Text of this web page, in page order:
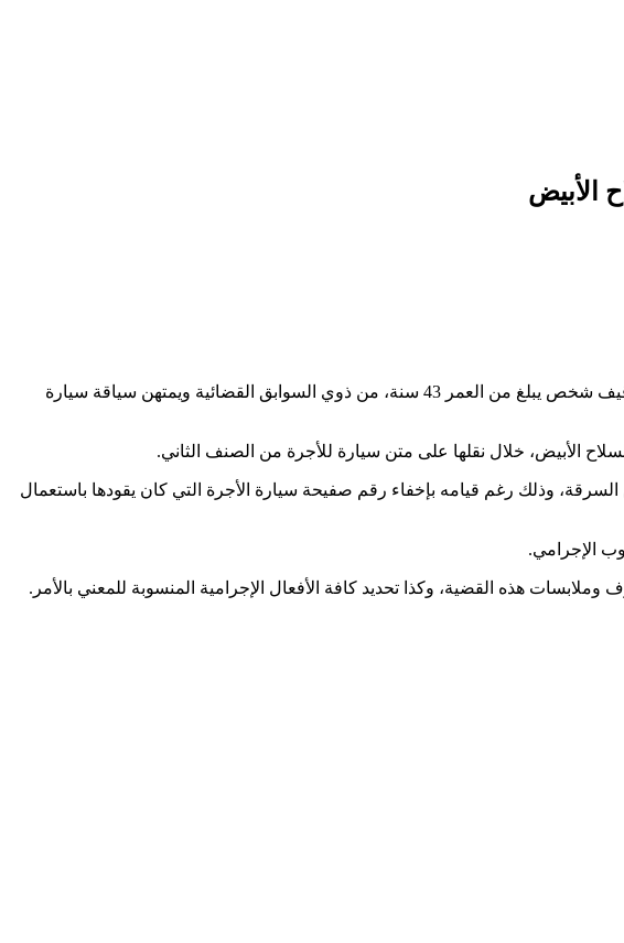
الأبيض
تمكنت عناصر الشرطة بمنطقة أمن عين السبع الحي المحمدي بمدينة الدار البيضاء، يوم الأربعاء 28 فبراير الجاري، من توقيف شخص يبلغ من العمر 43 سنة، من ذوي السوابق القضائية ويمتهن سياقة سيارة
الأبيض، خلال نقلها على متن سيارة للأجرة من الصنف الثاني.
وذلك رغم قيامه بإخفاء رقم صفيحة سيارة الأجرة التي كان يقودها باستعمال
الإجرامي.
هذه القضية، وكذا تحديد كافة الأفعال الإجرامية المنسوبة للمعني بالأمر.